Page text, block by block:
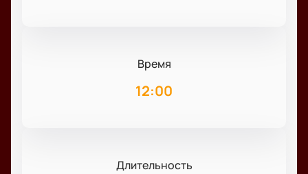
Время
12:00
Длительность